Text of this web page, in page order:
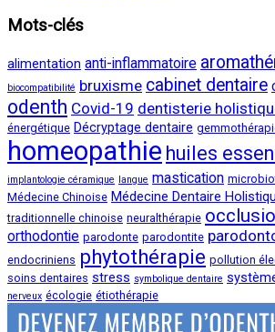
Mots-clés
alimentation anti-inflammatoire
biocompatibilité bruxisme cabinet dentaire
odenth Covid-19 dentisterie
énergétique Décryptage dentaire
homeopathie huiles
implantologie céramique langue mastication
Médecine Chinoise Médecine Dentaire
traditionnelle chinoise neuralthérapie
orthodontie parodonte parodontite
endocriniens phytothérapie pollution
soins dentaires stress symbolique dentaire
nerveux écologie étiothérapie